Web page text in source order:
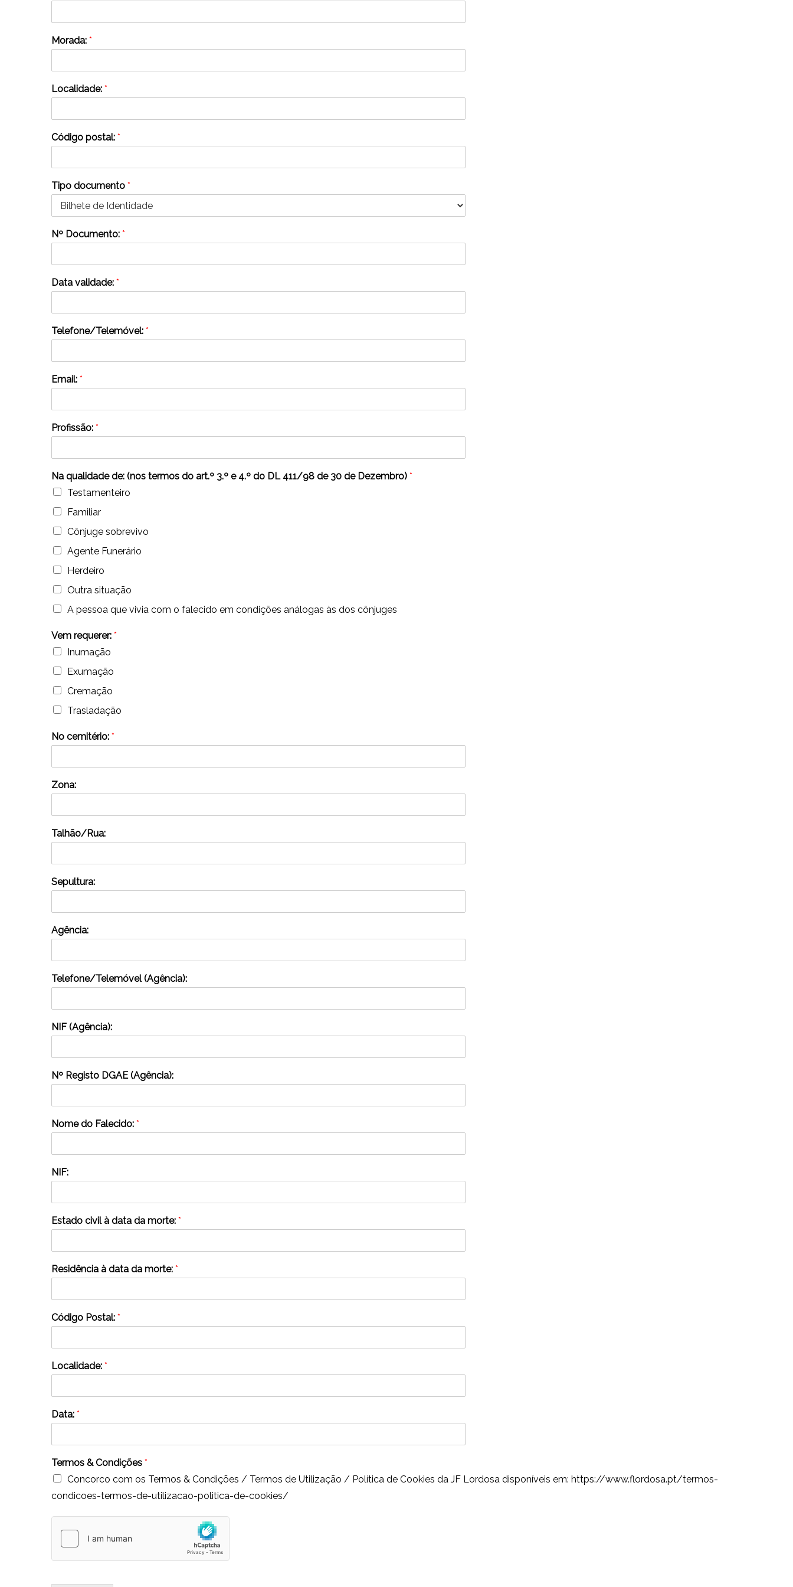
Morada: *
Localidade: *
Código postal: *
Tipo documento *
Nº Documento: *
Data validade: *
Telefone/Telemóvel: *
Email: *
Profissão: *
Na qualidade de: (nos termos do art.º 3.º e 4.º do DL 411/98 de 30 de Dezembro) *
Testamenteiro
Familiar
Cônjuge sobrevivo
Agente Funerário
Herdeiro
Outra situação
A pessoa que vivia com o falecido em condições análogas às dos cônjuges
Vem requerer: *
Inumação
Exumação
Cremação
Trasladação
No cemitério: *
Zona:
Talhão/Rua:
Sepultura:
Agência:
Telefone/Telemóvel (Agência):
NIF (Agência):
Nº Registo DGAE (Agência):
Nome do Falecido: *
NIF:
Estado civil à data da morte: *
Residência à data da morte: *
Código Postal: *
Localidade: *
Data: *
Termos & Condições *
Concorco com os Termos & Condições / Termos de Utilização / Política de Cookies da JF Lordosa disponíveis em: https://www.flordosa.pt/termos-
condicoes-termos-de-utilizacao-politica-de-cookies/